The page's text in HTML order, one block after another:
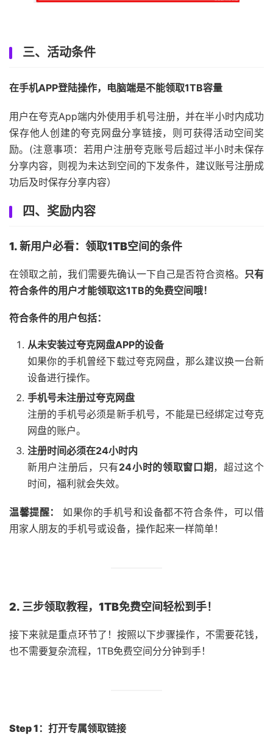
三、活动条件
在手机APP登陆操作，电脑端是不能领取1TB容量
用户在夸克App端内外使用手机号注册，并在半小时内成功
保存他人创建的夸克网盘分享链接，则可获得活动空间奖
励。(注意事项：若用户注册夸克账号后超过半小时未保存
分享内容，则视为未达到空间的下发条件，建议账号注册成
功后及时保存分享内容）
四、奖励内容
1. 新用户必看：领取1TB空间的条件
在领取之前，我们需要先确认一下自己是否符合资格。 只有
符合条件的用户才能领取这1TB的免费空间哦！
符合条件的用户包括：
从未安装过夸克网盘APP的设备
如果你的手机曾经下载过夸克网盘，那么建议换一台新
设备进行操作。
手机号未注册过夸克网盘
注册的手机号必须是新手机号，不能是已经绑定过夸克
网盘的账户。
注册时间必须在24小时内
新用户注册后，只有24小时的领取窗口期，超过这个
时间，福利就会失效。
温馨提醒：
如果你的手机号和设备都不符合条件，可以借
用家人朋友的手机号或设备，操作起来一样简单！
2. 三步领取教程，1TB免费空间轻松到手！
接下来就是重点环节了！按照以下步骤操作，不需要花钱，
也不需要复杂流程，1TB免费空间分分钟到手！
Step 1：打开专属领取链接